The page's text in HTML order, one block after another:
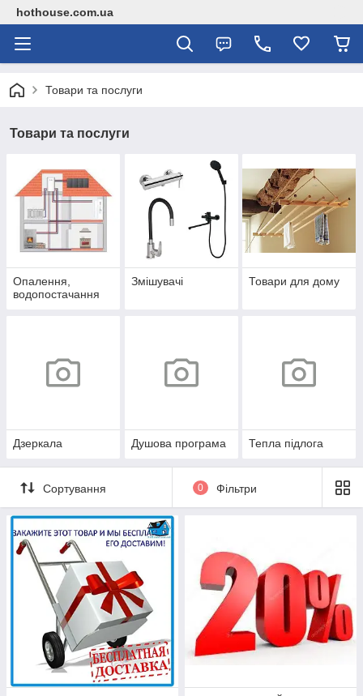
hothouse.com.ua
Товари та послуги
Товари та послуги
Опалення,
водопостачання
Змішувачі Товари для дому
Дзеркала Душова програма Тепла підлога
Сортування 0 Фільтри